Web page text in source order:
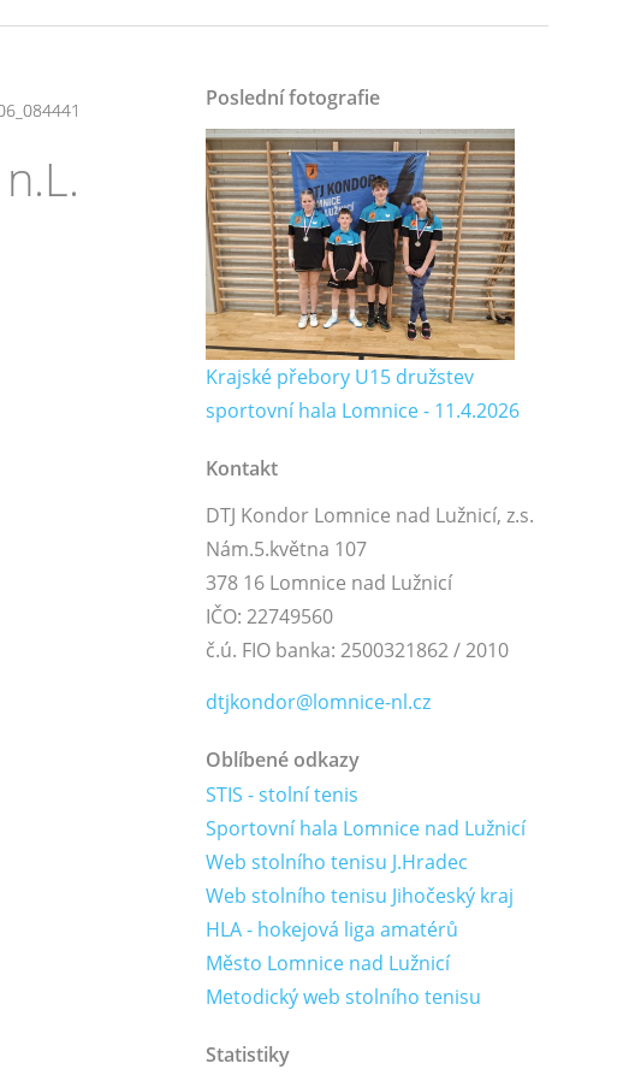
Poslední fotografie
Krajské přebory U15 družstev
sportovní hala Lomnice - 11.4.2026
Kontakt
DTJ Kondor Lomnice nad Lužnicí, z.s.
Nám.5.května 107
378 16 Lomnice nad Lužnicí
IČO: 22749560
č.ú. FIO banka: 2500321862 / 2010
dtjkondor@lomnice-nl.cz
Oblíbené odkazy
STIS - stolní tenis
Sportovní hala Lomnice nad Lužnicí
Web stolního tenisu J.Hradec
Web stolního tenisu Jihočeský kraj
HLA - hokejová liga amatérů
Město Lomnice nad Lužnicí
Metodický web stolního tenisu
Statistiky